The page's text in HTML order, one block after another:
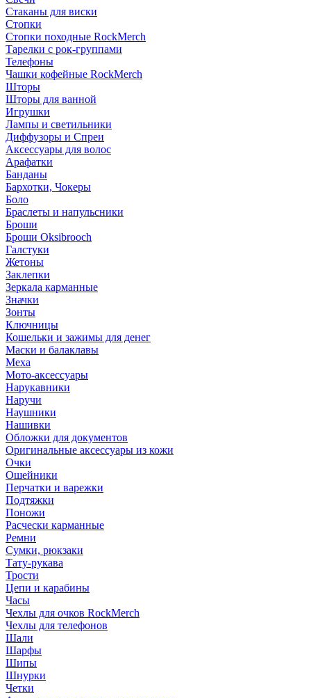
Стаканы для виски
Стопки
Стопки походные RockMerch
Тарелки с рок-группами
Телефоны
Чашки кофейные RockMerch
Шторы
Шторы для ванной
Игрушки
Лампы и светильники
Диффузоры и Спреи
Аксессуары для волос
Арафатки
Банданы
Бархотки, Чокеры
Боло
Браслеты и напульсники
Броши
Броши Oksibrooch
Галстуки
Жетоны
Заклепки
Зеркала карманные
Значки
Зонты
Ключницы
Кошельки и зажимы для денег
Маски и балаклавы
Меха
Мото-аксессуары
Нарукавники
Наручи
Наушники
Нашивки
Обложки для документов
Оригинальные аксессуары из кожи
Очки
Ошейники
Перчатки и варежки
Подтяжки
Поножи
Расчески карманные
Ремни
Сумки, рюкзаки
Тату-рукава
Трости
Цепи и карабины
Часы
Чехлы для очков RockMerch
Чехлы для телефонов
Шали
Шарфы
Шипы
Шнурки
Четки